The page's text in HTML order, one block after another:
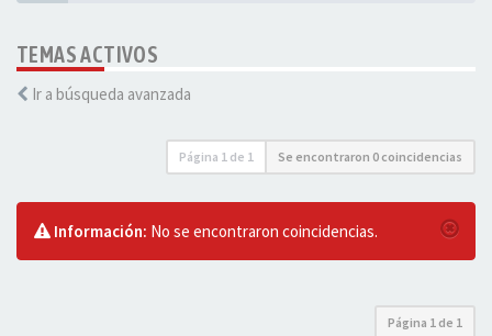
TEMAS ACTIVOS
Ir a búsqueda avanzada
Página 1 de 1 Se encontraron 0 coincidencias
Información: No se encontraron coincidencias.
Página 1 de 1